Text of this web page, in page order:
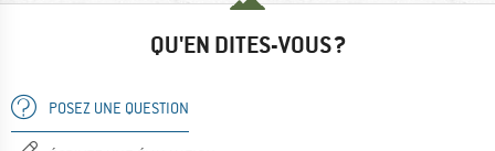
QU'EN DITES-VOUS ?
POSEZ UNE QUESTION